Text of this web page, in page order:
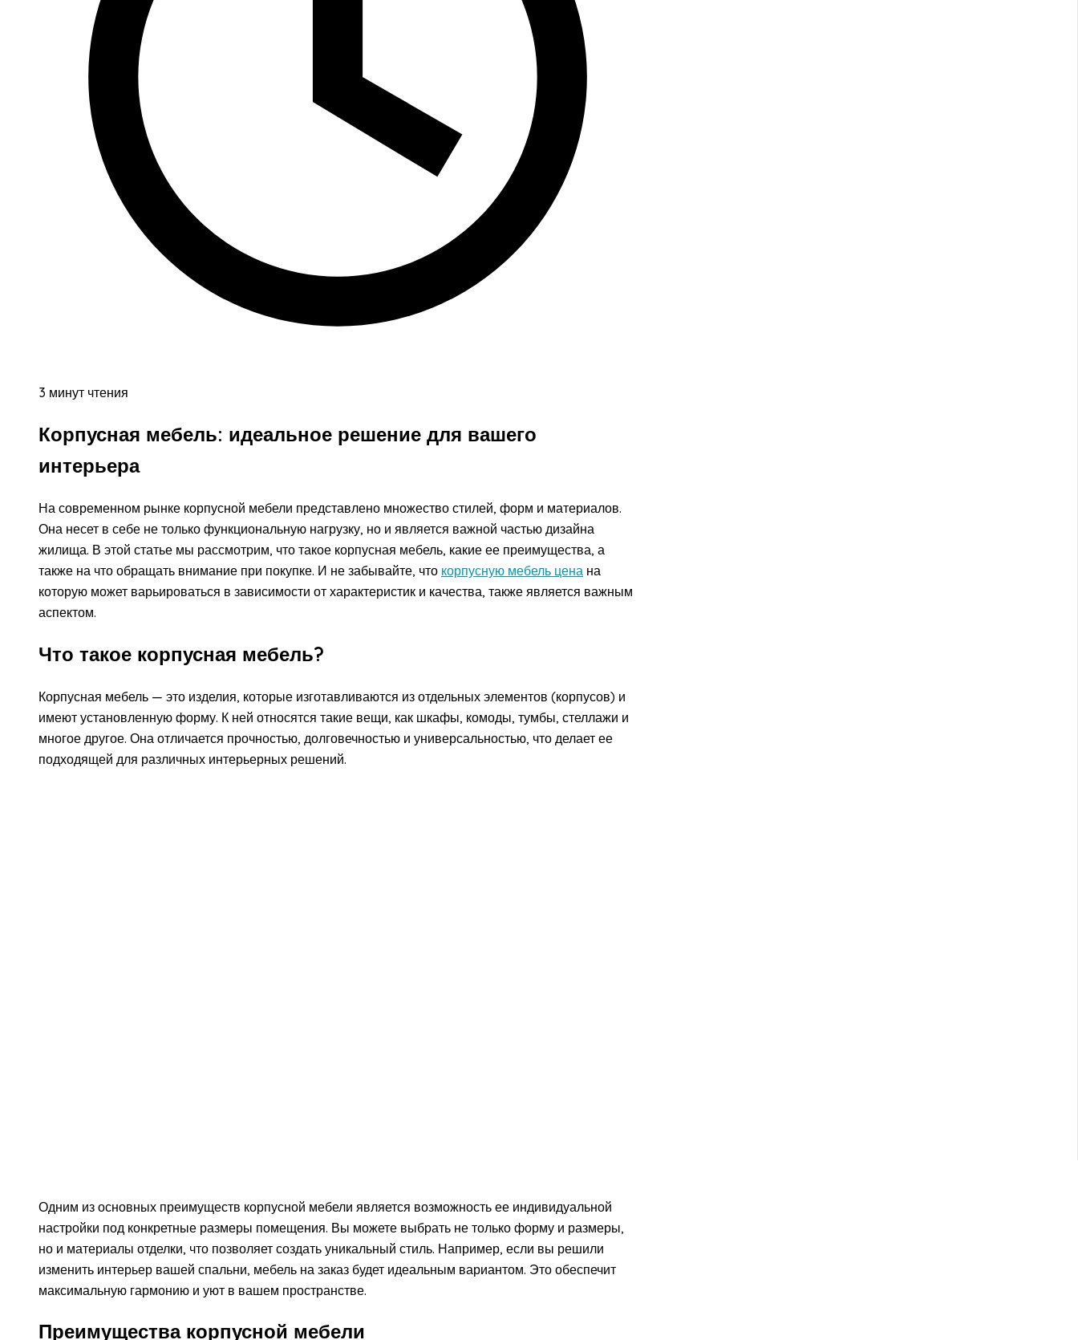
3 минут чтения
Корпусная мебель: идеальное решение для вашего
интерьера
На современном рынке корпусной мебели представлено множество стилей, форм и материалов.
Она несет в себе не только функциональную нагрузку, но и является важной частью дизайна
жилища. В этой статье мы рассмотрим, что такое корпусная мебель, какие ее преимущества, а
также на что обращать внимание при покупке. И не забывайте, что корпусную мебель цена на
которую может варьироваться в зависимости от характеристик и качества, также является важным
аспектом.
Что такое корпусная мебель?
Корпусная мебель — это изделия, которые изготавливаются из отдельных элементов (корпусов) и
имеют установленную форму. К ней относятся такие вещи, как шкафы, комоды, тумбы, стеллажи и
многое другое. Она отличается прочностью, долговечностью и универсальностью, что делает ее
подходящей для различных интерьерных решений.
Одним из основных преимуществ корпусной мебели является возможность ее индивидуальной
настройки под конкретные размеры помещения. Вы можете выбрать не только форму и размеры,
но и материалы отделки, что позволяет создать уникальный стиль. Например, если вы решили
изменить интерьер вашей спальни, мебель на заказ будет идеальным вариантом. Это обеспечит
максимальную гармонию и уют в вашем пространстве.
Преимущества корпусной мебели